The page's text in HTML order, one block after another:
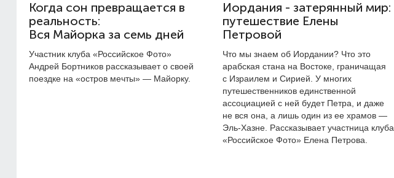
Когда сон превращается в
реальность:
Вся Майорка за семь дней
Участник клуба «Российское Фото»
Андрей Бортников рассказывает о своей
поездке на «остров мечты» — Майорку.
Иордания - затерянный мир:
путешествие Елены
Петровой
Что мы знаем об Иордании? Что это
арабская стана на Востоке, граничащая
с Израилем и Сирией. У многих
путешественников единственной
ассоциацией с ней будет Петра, и даже
не вся она, а лишь один из ее храмов —
Эль-Хазне. Рассказывает участница клуба
«Российское Фото» Елена Петрова.